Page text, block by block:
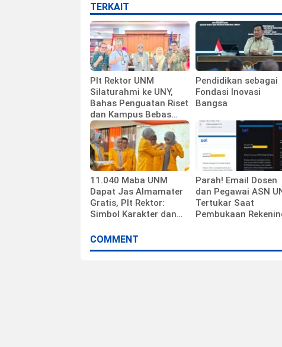
TERKAIT
Plt Rektor UNM
Silaturahmi ke UNY,
Bahas Penguatan Riset
dan Kampus Bebas
Kekerasan
Pendidikan sebagai
Fondasi Inovasi
Bangsa
11.040 Maba UNM
Dapat Jas Almamater
Gratis, Plt Rektor:
Simbol Karakter dan
Parah! Email Dosen
dan Pegawai ASN
Tertukar Saat
Pembukaan
COMMENT